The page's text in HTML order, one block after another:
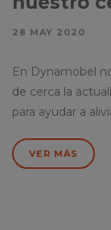
28 MAY 2020
En Dynamobel
de cerca la
para ayudar a
VER MÁS